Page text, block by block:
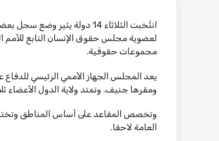
انتُخبت الثلاثاء 14 دولة
لعضوية مجلس حقوق الإنسان التابع
مجموعات حقوقية.
ومقرها جنيف. وتمتد ولاية الدول الأعضاء
وتخصص المقاعد على أساس المناطق
العامة لاحقا.